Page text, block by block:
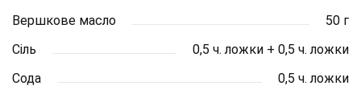
Вершкове масло
50 г
Сіль
0,5 ч. ложки + 0,5 ч. ложки
Сода
0,5 ч. ложки